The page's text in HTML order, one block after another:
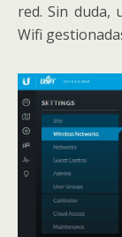
red. Sin duda,
Wifi